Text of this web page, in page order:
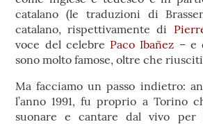
catalano (le traduzioni di
catalano, rispettivamente di
voce del celebre Paco Ibañez –
sono molto famose, oltre che
Ma facciamo un passo indietro:
l’anno 1991, fu proprio a Torino
suonare e cantare dal vivo